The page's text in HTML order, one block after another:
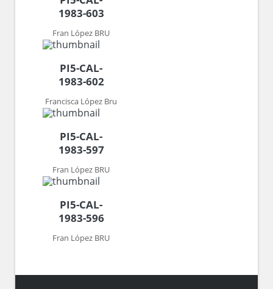
1983-603
Fran López BRU
PI5-CAL-
1983-602
Francisca López Bru
PI5-CAL-
1983-597
Fran López BRU
PI5-CAL-
1983-596
Fran López BRU